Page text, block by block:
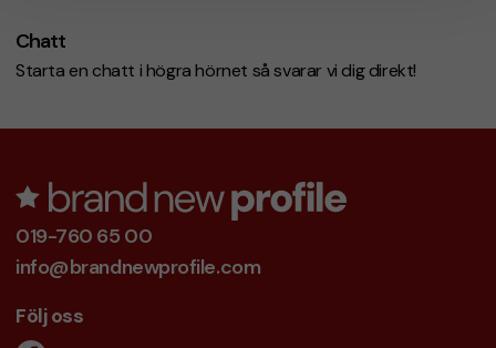
Chatt
Starta en chatt i högra hörnet så svarar vi dig direkt!
019-760 65 00
info@brandnewprofile.com
Följ oss